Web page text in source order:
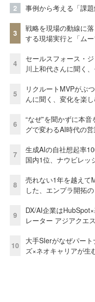
2 事例から考える「課
3
戦略を現場の動線に
する現場実行と「ム
4
セールスフォース・
川上和代さんに聞く
5
リクルートMVPがぶ
んに聞く、変化を楽
6
“なぜ”を聞かずに本
グで変わるAI時代の
7
生成AIの自社想起率
国内1位、ナウビレッ
8
売れない1年を越えて
した、エンプラ開拓
9
DX/AI企業は
レーター アジアクエ
10
大手SIerがなぜパー
ズ×ネオキャリアが生